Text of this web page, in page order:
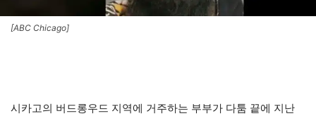
[ABC Chicago]
시카고의 버드롱우드 지역에 거주하는 부부가 다툼 끝에 지난